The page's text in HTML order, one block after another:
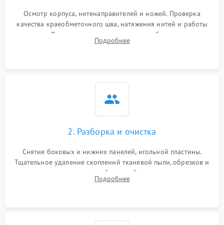
Осмотр корпуса, нитенаправителей и ножей. Проверка
качества краеобметочного шва, натяжения нитей и работы
педали. Выявление пропусков стежков, обрывов нити,
заклинивания или тупого среза ткани на тестовом образце.
Подробнее
2. Разборка и очистка
Снятие боковых и нижних панелей, игольной пластины.
Тщательное удаление скоплений тканевой пыли, обрезков и
очесов из зоны петлителей и ножей с помощью жестких
кистей, пинцета и потока сжатого воздуха.
Подробнее